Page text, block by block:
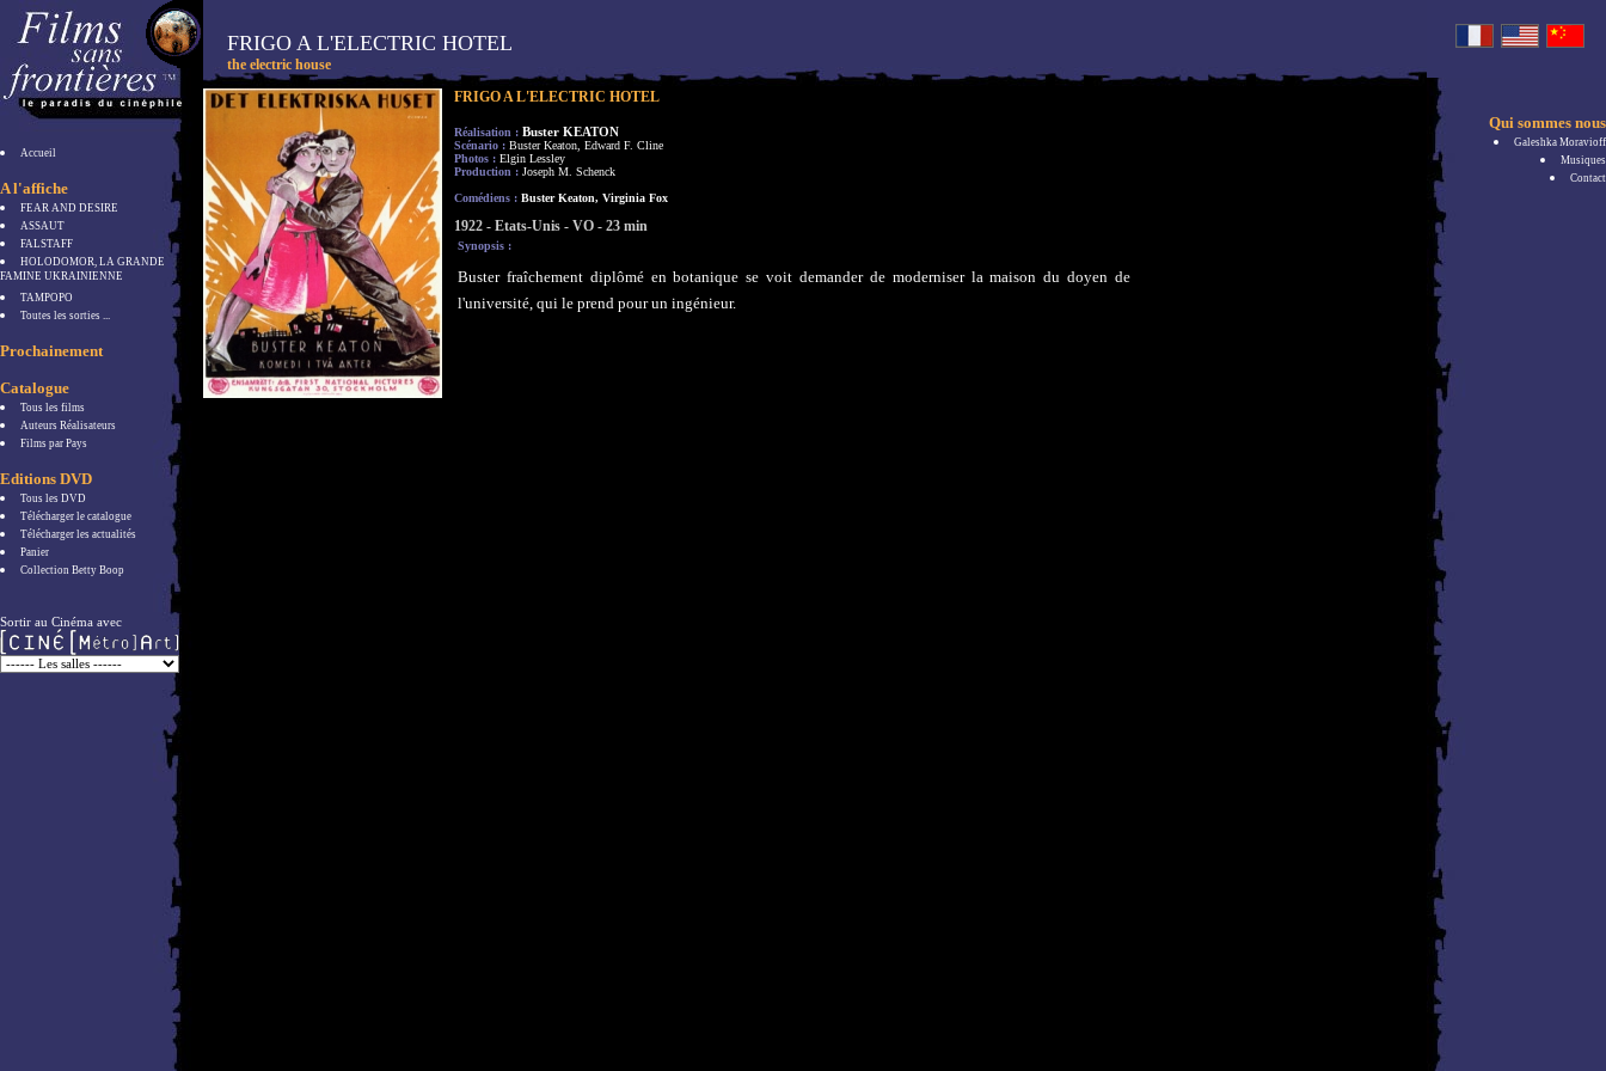
Accueil
A l'affiche
FEAR AND DESIRE
ASSAUT
FALSTAFF
HOLODOMOR, LA GRANDE
FAMINE UKRAINIENNE
TAMPOPO
Toutes les sorties ...
Prochainement
Catalogue
Tous les films
Auteurs Réalisateurs
Films par Pays
Editions DVD
Tous les DVD
Télécharger le catalogue
Télécharger les actualités
Panier
Collection Betty Boop
Sortir au Cinéma avec
FRIGO A L'ELECTRIC HOTEL
the electric house
FRIGO A L'ELECTRIC HOTEL
Réalisation : Buster KEATON
Scénario : Buster Keaton, Edward F. Cline
Photos : Elgin Lessley
Production : Joseph M. Schenck
Comédiens : Buster Keaton, Virginia Fox
1922 - Etats-Unis - VO - 23 min
Synopsis :
Buster fraîchement diplômé en botanique se voit demander de moderniser la maison du doyen de
l'université, qui le prend pour un ingénieur.
Qui sommes nous
Galeshka Moravioff
Musiques
Contact